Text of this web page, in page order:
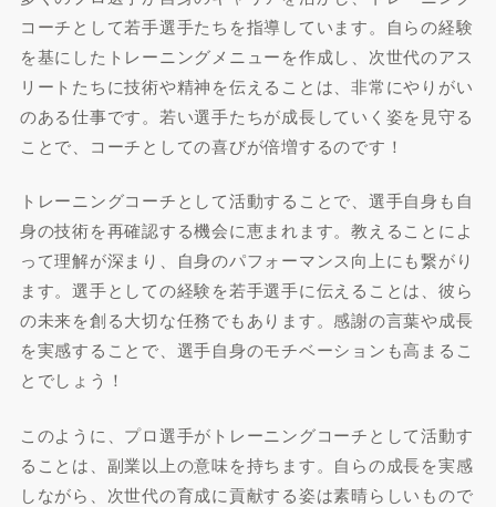
コーチとして若手選手たちを指導しています。自らの経験
を基にしたトレーニングメニューを作成し、次世代のアス
リートたちに技術や精神を伝えることは、非常にやりがい
のある仕事です。若い選手たちが成長していく姿を見守る
ことで、コーチとしての喜びが倍増するのです！
トレーニングコーチとして活動することで、選手自身も自
身の技術を再確認する機会に恵まれます。教えることによ
って理解が深まり、自身のパフォーマンス向上にも繋がり
ます。選手としての経験を若手選手に伝えることは、彼ら
の未来を創る大切な任務でもあります。感謝の言葉や成長
を実感することで、選手自身のモチベーションも高まるこ
とでしょう！
このように、プロ選手がトレーニングコーチとして活動す
ることは、副業以上の意味を持ちます。自らの成長を実感
しながら、次世代の育成に貢献する姿は素晴らしいもので